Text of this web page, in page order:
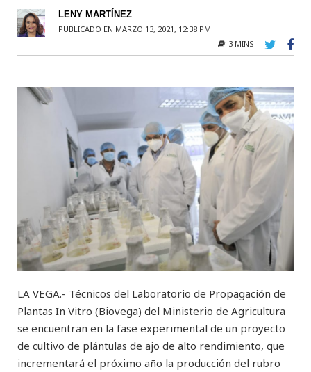
LENY MARTÍNEZ
PUBLICADO EN MARZO 13, 2021, 12:38 PM
3 MINS
LA VEGA.- Técnicos del Laboratorio de Propagación de
Plantas In Vitro (Biovega) del Ministerio de Agricultura
se encuentran en la fase experimental de un proyecto
de cultivo de plántulas de ajo de alto rendimiento, que
incrementará el próximo año la producción del rubro